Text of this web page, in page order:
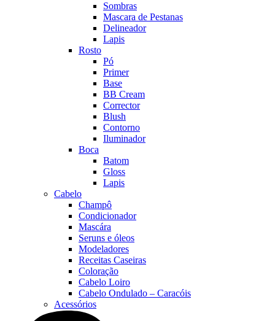
Sombras
Mascara de Pestanas
Delineador
Lapis
Rosto
Pó
Primer
Base
BB Cream
Corrector
Blush
Contorno
Iluminador
Boca
Batom
Gloss
Lapis
Cabelo
Champô
Condicionador
Mascára
Seruns e óleos
Modeladores
Receitas Caseiras
Coloração
Cabelo Loiro
Cabelo Ondulado – Caracóis
Acessórios